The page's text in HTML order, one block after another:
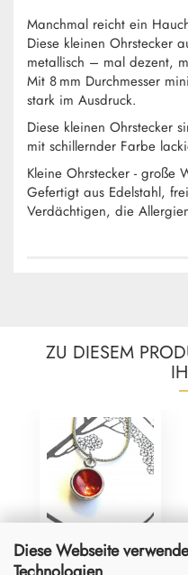
Diese Webseite
Manchmal reicht ein
Diese kleinen Ohrstecker
metallisch – mal dezent,
Mit 8 mm Durchmesser
stark im Ausdruck.
Diese kleinen Ohrstecker
mit schillernder Farbe
Kleine Ohrstecker - große
Gefertigt aus Edelstahl,
Verdächtigen, die
ZU DIESEM